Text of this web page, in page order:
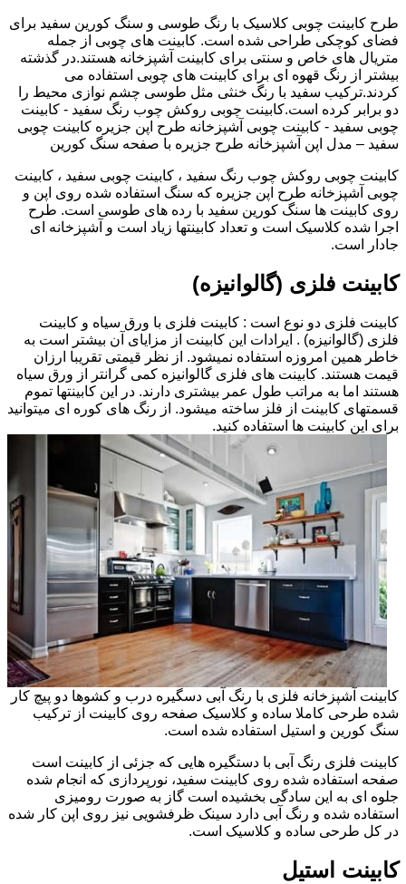
طرح کابینت چوبی کلاسیک با رنگ طوسی و سنگ کورین سفید برای
فضای کوچکی طراحی شده است. کابینت های چوبی از جمله
متریال های خاص و سنتی برای کابینت آشپزخانه هستند.در گذشته
بیشتر از رنگ قهوه ای برای کابینت های چوبی استفاده می
کردند.ترکیب سفید با رنگ خنثی مثل طوسی چشم نوازی محیط را
دو برابر کرده است.کابینت چوبی روکش چوب رنگ سفید - کابینت
چوبی سفید - کابینت چوبی آشپزخانه طرح اپن جزیره کابینت چوبی
سفید – مدل اپن آشپزخانه طرح جزیره با صفحه سنگ کورین
کابینت چوبی روکش چوب رنگ سفید ، کابینت چوبی سفید ، کابینت
چوبی آشپزخانه طرح اپن جزیره که سنگ استفاده شده روی اپن و
روی کابینت ها سنگ کورین سفید با رده های طوسی است. طرح
اجرا شده کلاسیک است و تعداد کابینتها زیاد است و آشپزخانه ای
جادار است.
کابینت فلزی (گالوانیزه)
کابینت فلزی دو نوع است : کابینت فلزی با ورق سیاه و کابینت
فلزی (گالوانیزه) . ایرادات این کابینت از مزایای آن بیشتر است به
خاطر همین امروزه استفاده نمیشود. از نظر قیمتی تقریبا ارزان
قیمت هستند. کابینت های فلزی گالوانیزه کمی گرانتر از ورق سیاه
هستند اما به مراتب طول عمر بیشتری دارند. در این کابینتها تموم
قسمتهای کابینت از فلز ساخته میشود. از رنگ های کوره ای میتوانید
برای این کابینت ها استفاده کنید.
کابینت آشپزخانه فلزی با رنگ آبی دسگیره درب و کشوها دو پیچ کار
شده طرحی کاملا ساده و کلاسیک صفحه روی کابینت از ترکیب
سنگ کورین و استیل استفاده شده است.
کابینت فلزی رنگ آبی با دستگیره هایی که جزئی از کابینت است
صفحه استفاده شده روی کابینت سفید، نورپردازی که انجام شده
جلوه ای به این سادگی بخشیده است گاز به صورت رومیزی
استفاده شده و رنگ آبی دارد سینک ظرفشویی نیز روی اپن کار شده
در کل طرحی ساده و کلاسیک است.
کابینت استیل